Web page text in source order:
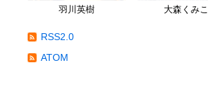
羽川英樹 大森くみこ
RSS2.0
ATOM